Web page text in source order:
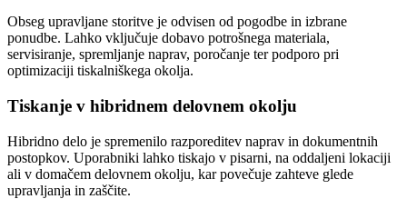
Obseg upravljane storitve je odvisen od pogodbe in izbrane
ponudbe. Lahko vključuje dobavo potrošnega materiala,
servisiranje, spremljanje naprav, poročanje ter podporo pri
optimizaciji tiskalniškega okolja.
Tiskanje v hibridnem delovnem okolju
Hibridno delo je spremenilo razporeditev naprav in dokumentnih
postopkov. Uporabniki lahko tiskajo v pisarni, na oddaljeni lokaciji
ali v domačem delovnem okolju, kar povečuje zahteve glede
upravljanja in zaščite.